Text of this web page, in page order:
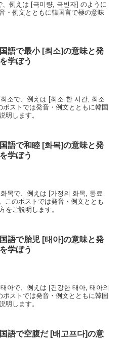
例えは [극미량, 극빈자] のように
・例文とともに韓国言で極の意味
語で最小 [최소]の意味と発
学ぼう
소で、例えは [최소 한 시간, 최소
ストでは発音・例文とともに韓国
明します。
語で和睦 [화목]の意味と発
学ぼう
목で、例えは [가정의 화목, 동료
このポストでは発音・例文ととも
をご説明します。
語で胎児 [태아]の意味と発
学ぼう
아で、例えは [건강한 태아, 태아의
ストでは発音・例文とともに韓国
明します。
語で空腹だ [배고프다]の意